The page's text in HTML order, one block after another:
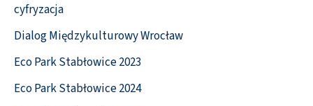
cyfryzacja
Dialog Międzykulturowy Wrocław
Eco Park Stabłowice 2023
Eco Park Stabłowice 2024